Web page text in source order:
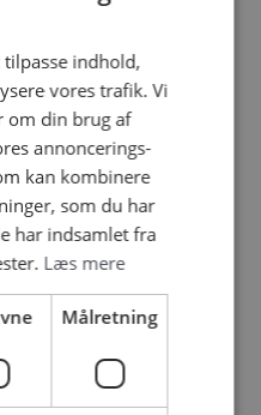
indhold,
vores trafik. Vi
om din brug af
annoncerings-
kan kombinere
som du har
har indsamlet fra
Læs mere
Målretning